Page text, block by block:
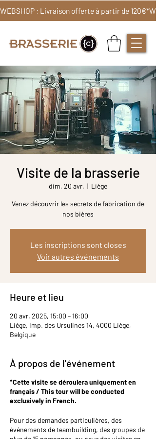
WEBSHOP : Livraison offerte à partir de 120€*
Visite de la brasserie
dim. 20 avr.
  |
Liège
Venez découvrir les secrets de fabrication de
nos bières
Les inscriptions sont closes
Voir autres événements
Heure et lieu
20 avr. 2025, 15:00 – 16:00
Liège, Imp. des Ursulines 14, 4000 Liège,
Belgique
À propos de l'événement
*Cette visite se déroulera uniquement en
français / This tour will be conducted
exclusively in French.
Pour des demandes particulières, des
événements de teambuilding, des groupes de